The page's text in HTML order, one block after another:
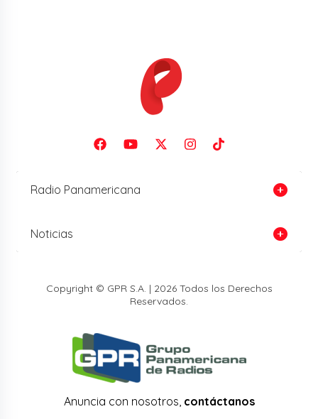
Radio Panamericana
Noticias
Copyright © GPR S.A. | 2026 Todos los Derechos
Reservados.
Anuncia con nosotros, contáctanos